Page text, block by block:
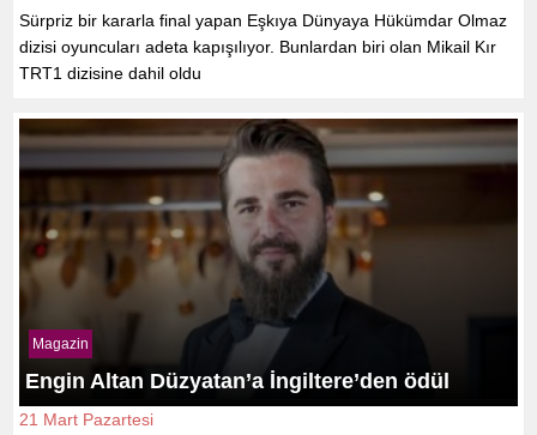
Sürpriz bir kararla final yapan Eşkıya Dünyaya Hükümdar Olmaz
dizisi oyuncuları adeta kapışılıyor. Bunlardan biri olan Mikail Kır
TRT1 dizisine dahil oldu
Magazin
Engin Altan Düzyatan’a İngiltere’den ödül
21 Mart Pazartesi